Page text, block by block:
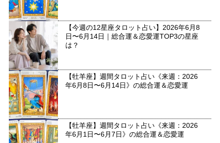
【今週の12星座タロット占い】2026年6月8
日〜6月14日｜総合運＆恋愛運TOP3の星座
は？
【牡羊座】週間タロット占い《来週：2026
年6月8日〜6月14日》の総合運＆恋愛運
【牡羊座】週間タロット占い《来週：2026
年6月1日〜6月7日》の総合運＆恋愛運